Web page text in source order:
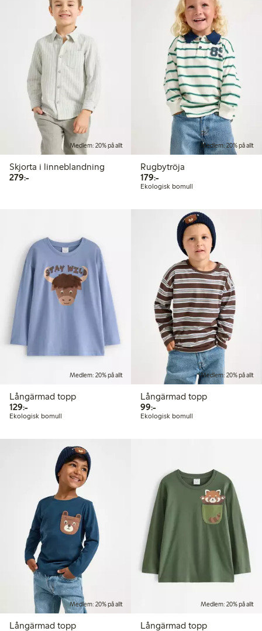
Medlem: 20% på allt
Skjorta i linneblandning
279:-279,00 kr
Medlem: 20% på allt
Rugbytröja
179:-179,00 kr
Ekologisk bomull
Medlem: 20% på allt
Långärmad topp
129:-129,00 kr
Ekologisk bomull
Medlem: 20% på allt
Långärmad topp
99:-99,00 kr
Ekologisk bomull
Medlem: 20% på allt
Långärmad topp
Medlem: 20% på allt
Långärmad topp